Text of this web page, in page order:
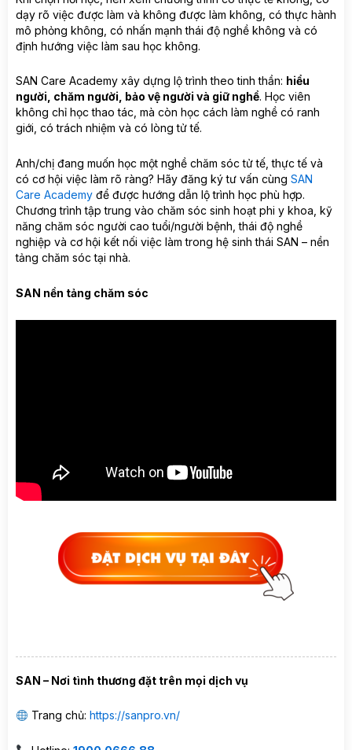
dạy rõ việc được làm và không được làm không, có thực hành
mô phỏng không, có nhấn mạnh thái độ nghề không và có
định hướng việc làm sau học không.
SAN Care Academy xây dựng lộ trình theo tinh thần: hiểu
người, chăm người, bảo vệ người và giữ nghề. Học viên
không chỉ học thao tác, mà còn học cách làm nghề có ranh
giới, có trách nhiệm và có lòng tử tế.
Anh/chị đang muốn học một nghề chăm sóc tử tế, thực tế và
có cơ hội việc làm rõ ràng? Hãy đăng ký tư vấn cùng SAN
Care Academy để được hướng dẫn lộ trình học phù hợp.
Chương trình tập trung vào chăm sóc sinh hoạt phi y khoa, kỹ
năng chăm sóc người cao tuổi/người bệnh, thái độ nghề
nghiệp và cơ hội kết nối việc làm trong hệ sinh thái SAN – nền
tảng chăm sóc tại nhà.
SAN nền tảng chăm sóc
SAN – Nơi tình thương đặt trên mọi dịch vụ
Trang chủ: https://sanpro.vn/